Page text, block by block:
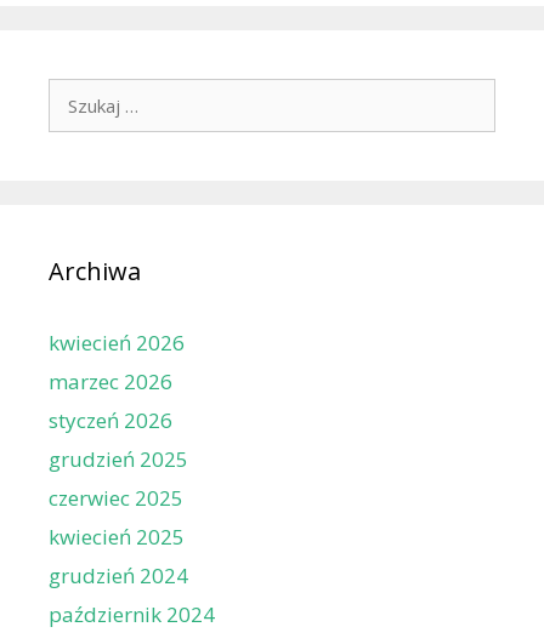
Szukaj:
Archiwa
kwiecień 2026
marzec 2026
styczeń 2026
grudzień 2025
czerwiec 2025
kwiecień 2025
grudzień 2024
październik 2024